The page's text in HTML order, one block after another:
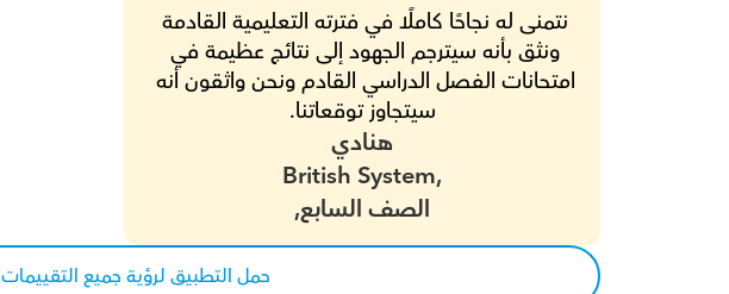
نتمنى له نجاحًا كاملًا في فترته التعليمية القادمة
ونثق بأنه سيترجم الجهود إلى نتائج عظيمة في
سيتجاوز توقعاتنا.
هنادي
الصف السابع,
British System,
حمل التطبيق لرؤية جميع التقييمات